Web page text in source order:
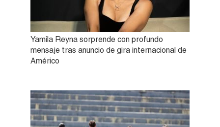
Yamila Reyna sorprende con profundo
mensaje tras anuncio de gira internacional de
Américo